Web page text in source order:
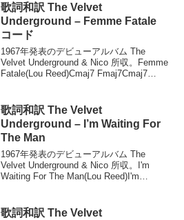
歌詞和訳 The Velvet
Underground – Femme Fatale
コード
1967年発表のデビューアルバム The
Velvet Underground & Nico 所収。Femme
Fatale(Lou Reed)Cmaj7 Fmaj7Cmaj7
歌詞和訳 The Velvet
Underground – I’m Waiting For
The Man
1967年発表のデビューアルバム The
Velvet Underground & Nico 所収。I'm
Waiting For The Man(Lou Reed)I'm
歌詞和訳 The Velvet